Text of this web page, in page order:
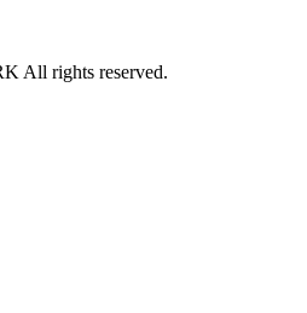
All rights reserved.